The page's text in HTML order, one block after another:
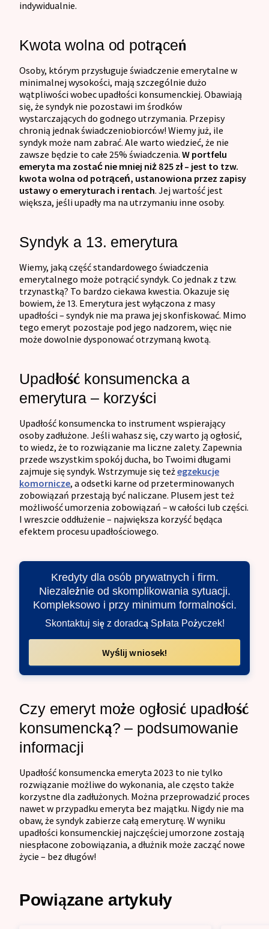
indywidualnie.
Kwota wolna od potrąceń
Osoby, którym przysługuje świadczenie emerytalne w
minimalnej wysokości, mają szczególnie dużo
wątpliwości wobec upadłości konsumenckiej. Obawiają
się, że syndyk nie pozostawi im środków
wystarczających do godnego utrzymania. Przepisy
chronią jednak świadczeniobiorców! Wiemy już, ile
syndyk może nam zabrać. Ale warto wiedzieć, że nie
zawsze będzie to całe 25% świadczenia. W portfelu
emeryta ma zostać nie mniej niż 825 zł – jest to tzw.
kwota wolna od potrąceń, ustanowiona przez zapisy
ustawy o emeryturach i rentach. Jej wartość jest
większa, jeśli upadły ma na utrzymaniu inne osoby.
Syndyk a 13. emerytura
Wiemy, jaką część standardowego świadczenia
emerytalnego może potrącić syndyk. Co jednak z tzw.
trzynastką? To bardzo ciekawa kwestia. Okazuje się
bowiem, że 13. Emerytura jest wyłączona z masy
upadłości – syndyk nie ma prawa jej skonfiskować. Mimo
tego emeryt pozostaje pod jego nadzorem, więc nie
może dowolnie dysponować otrzymaną kwotą.
Upadłość konsumencka a
emerytura – korzyści
Upadłość konsumencka to instrument wspierający
osoby zadłużone. Jeśli wahasz się, czy warto ją ogłosić,
to wiedz, że to rozwiązanie ma liczne zalety. Zapewnia
przede wszystkim spokój ducha, bo Twoimi długami
zajmuje się syndyk. Wstrzymuje się teżegzekucje
komornicze, a odsetki karne od przeterminowanych
zobowiązań przestają być naliczane. Plusem jest też
możliwość umorzenia zobowiązań – w całości lub części.
I wreszcie oddłużenie – największa korzyść będąca
efektem procesu upadłościowego.
Kredyty dla osób prywatnych i firm.
Niezależnie od skomplikowania sytuacji.
Kompleksowo i przy minimum formalności.
Skontaktuj się z doradcą Spłata Pożyczek!
Wyślij wniosek!
Czy emeryt może ogłosić upadłość
konsumencką? – podsumowanie
informacji
Upadłość konsumencka emeryta 2023 to nie tylko
rozwiązanie możliwe do wykonania, ale często także
korzystne dla zadłużonych. Można przeprowadzić proces
nawet w przypadku emeryta bez majątku. Nigdy nie ma
obaw, że syndyk zabierze całą emeryturę. W wyniku
upadłości konsumenckiej najczęściej umorzone zostają
niespłacone zobowiązania, a dłużnik może zacząć nowe
życie – bez długów!
Powiązane artykuły